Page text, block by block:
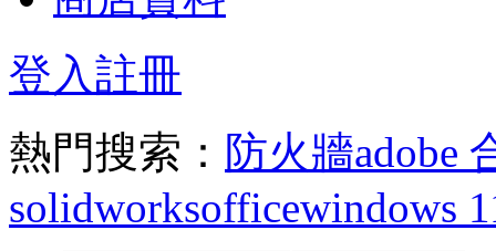
登入註冊
熱門搜索： 防火牆adobe
solidworksofficewindows